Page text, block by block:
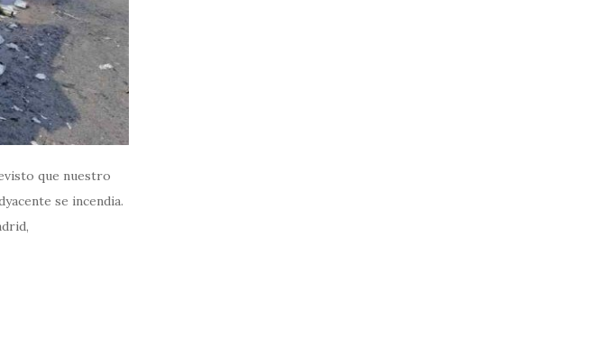
que nuestro
se incendia.